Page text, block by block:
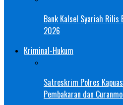
Bank Kalsel Syariah Rilis
2026
Kriminal-Hukum
Satreskrim Polres
Pembakaran dan